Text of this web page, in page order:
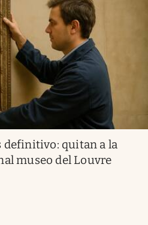
definitivo: quitan a la
museo del Louvre